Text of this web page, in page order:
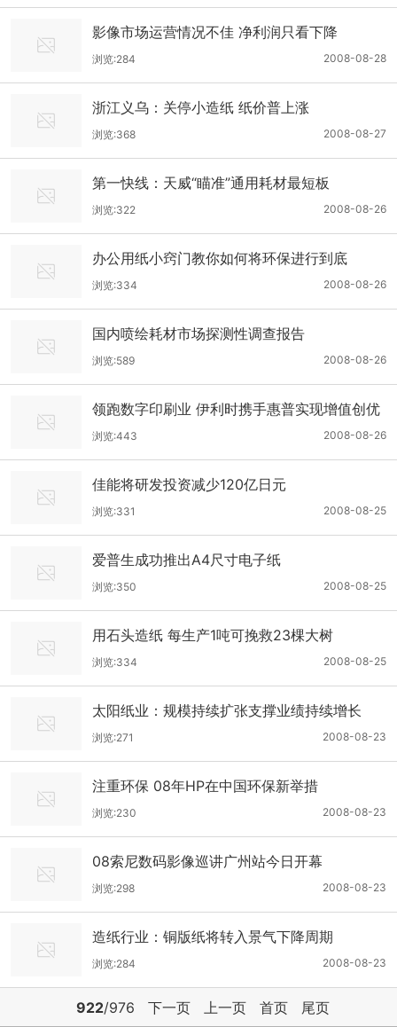
影像市场运营情况不佳 净利润只看下降
2008-08-28
浏览:284
浙江义乌：关停小造纸 纸价普上涨
2008-08-27
浏览:368
第一快线：天威“瞄准”通用耗材最短板
2008-08-26
浏览:322
办公用纸小窍门教你如何将环保进行到底
2008-08-26
浏览:334
国内喷绘耗材市场探测性调查报告
2008-08-26
浏览:589
领跑数字印刷业 伊利时携手惠普实现增值创优
2008-08-26
浏览:443
佳能将研发投资减少120亿日元
2008-08-25
浏览:331
爱普生成功推出A4尺寸电子纸
2008-08-25
浏览:350
用石头造纸 每生产1吨可挽救23棵大树
2008-08-25
浏览:334
太阳纸业：规模持续扩张支撑业绩持续增长
2008-08-23
浏览:271
注重环保 08年HP在中国环保新举措
2008-08-23
浏览:230
08索尼数码影像巡讲广州站今日开幕
2008-08-23
浏览:298
造纸行业：铜版纸将转入景气下降周期
2008-08-23
浏览:284
922/976 下一页 上一页 首页 尾页